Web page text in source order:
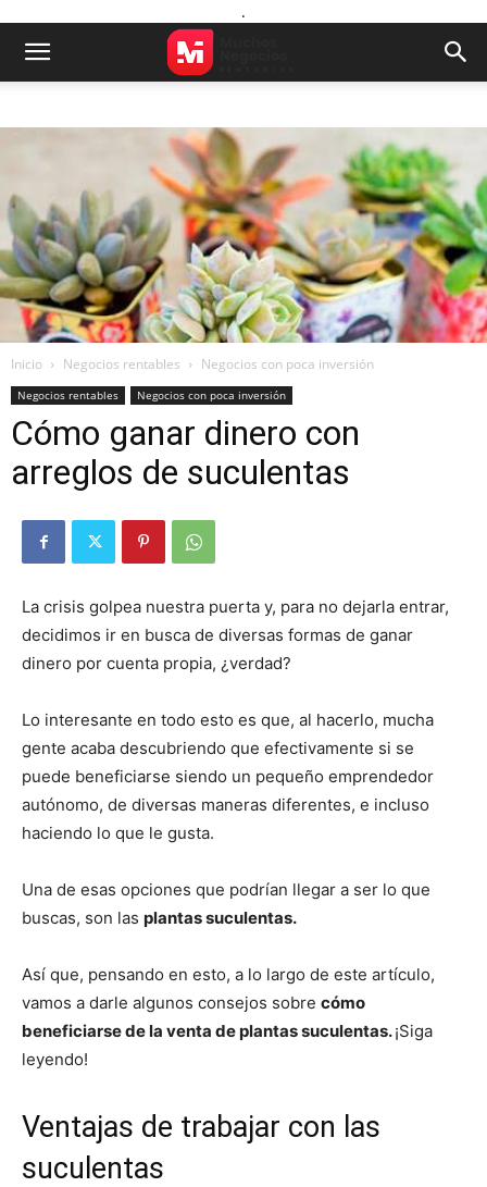
.
Inicio Negocios rentables Negocios con poca inversión
Negocios rentables Negocios con poca inversión
Cómo ganar dinero con
arreglos de suculentas
La crisis golpea nuestra puerta y, para no dejarla entrar,
decidimos ir en busca de diversas formas de ganar
dinero por cuenta propia, ¿verdad?
Lo interesante en todo esto es que, al hacerlo, mucha
gente acaba descubriendo que efectivamente si se
puede beneficiarse siendo un pequeño emprendedor
autónomo, de diversas maneras diferentes, e incluso
haciendo lo que le gusta.
Una de esas opciones que podrían llegar a ser lo que
buscas, son las plantas suculentas.
Así que, pensando en esto, a lo largo de este artículo,
vamos a darle algunos consejos sobre cómo
beneficiarse de la venta de plantas suculentas.¡Siga
leyendo!
Ventajas de trabajar con las
suculentas